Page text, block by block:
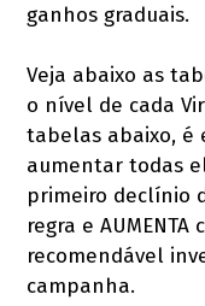
ganhos graduais.
Veja abaixo as
o nível de cada
tabelas abaixo, é
aumentar todas
primeiro declínio
regra e
recomendável
campanha.